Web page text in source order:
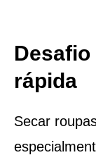
rápida
Secar